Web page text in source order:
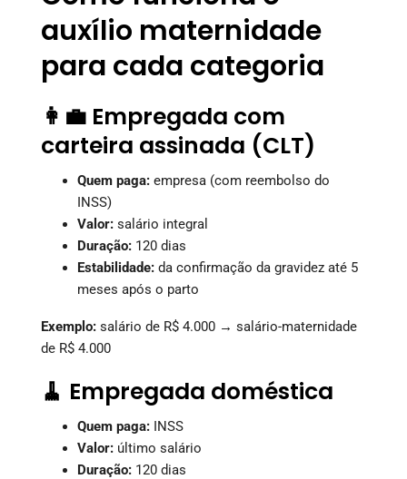
auxílio maternidade
para cada categoria
👩‍💼 Empregada com
carteira assinada (CLT)
Quem paga: empresa (com reembolso do
INSS)
Valor: salário integral
Duração: 120 dias
Estabilidade: da confirmação da gravidez até 5
meses após o parto
Exemplo: salário de R$ 4.000 → salário-maternidade
de R$ 4.000
🧹 Empregada doméstica
Quem paga: INSS
Valor: último salário
Duração: 120 dias